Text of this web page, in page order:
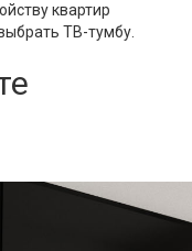
квартир
ТВ-тумбу.